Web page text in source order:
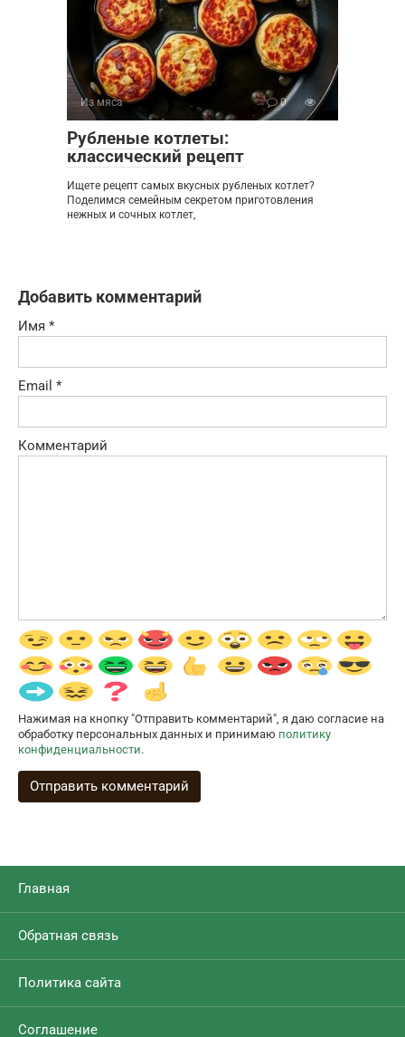
Из мяса 0
Рубленые котлеты:
классический рецепт
Ищете рецепт самых вкусных рубленых котлет?
Поделимся семейным секретом приготовления
нежных и сочных котлет,
Добавить комментарий
Имя *
Email *
Комментарий
Нажимая на кнопку "Отправить комментарий", я даю согласие на
обработку персональных данных и принимаю политику
конфиденциальности.
Главная
Обратная связь
Политика сайта
Соглашение